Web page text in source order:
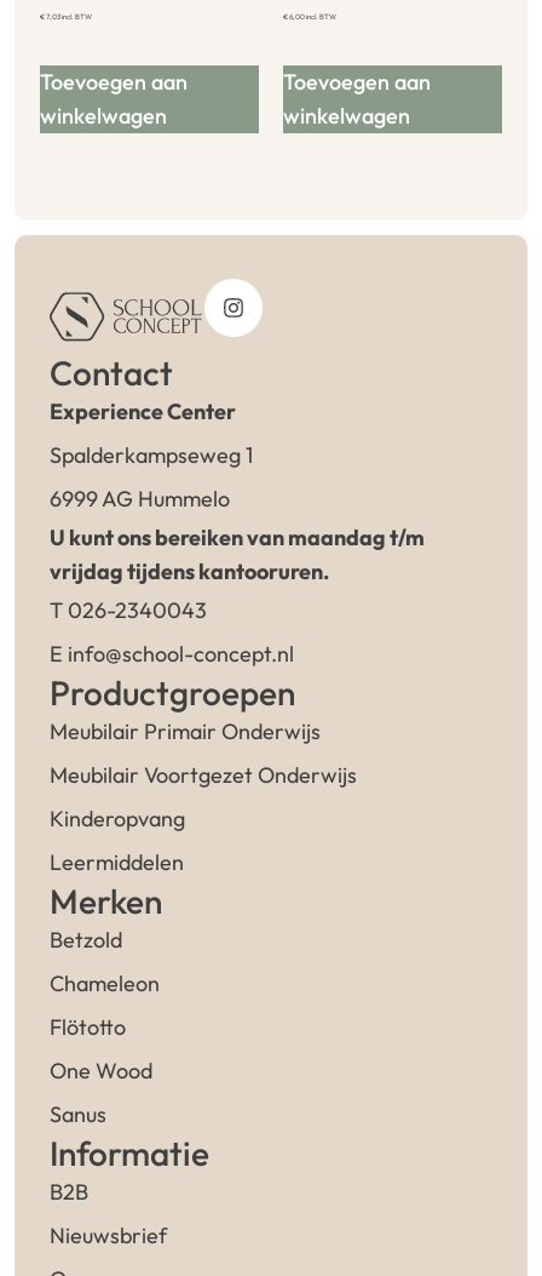
€7,03incl. BTW
Toevoegen aan
winkelwagen
€6,00incl. BTW
Toevoegen aan
winkelwagen
Contact
Experience Center
Spalderkampseweg 1
6999 AG Hummelo
U kunt ons bereiken van maandag t/m
vrijdag tijdens kantooruren.
T 026-2340043
E info@school-concept.nl
Productgroepen
Meubilair Primair Onderwijs
Meubilair Voortgezet Onderwijs
Kinderopvang
Leermiddelen
Merken
Betzold
Chameleon
Flötotto
One Wood
Sanus
Informatie
B2B
Nieuwsbrief